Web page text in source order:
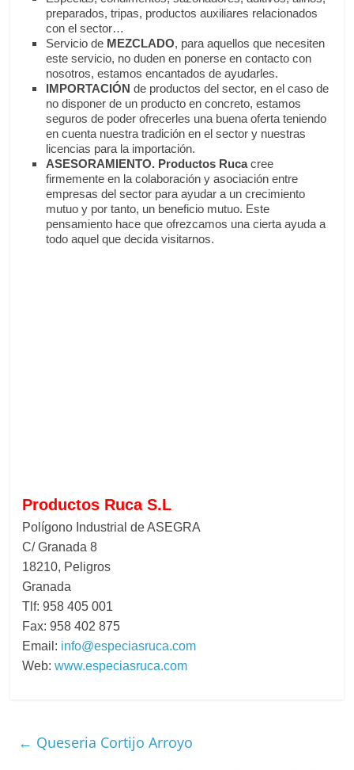
preparados, tripas, productos auxiliares relacionados
con el sector…
Servicio de MEZCLADO, para aquellos que necesiten
este servicio, no duden en ponerse en contacto con
nosotros, estamos encantados de ayudarles.
IMPORTACIÓNde productos del sector, en el caso de
no disponer de un producto en concreto, estamos
seguros de poder ofrecerles una buena oferta teniendo
en cuenta nuestra tradición en el sector y nuestras
licencias para la importación.
ASESORAMIENTO. Productos Rucacree
firmemente en la colaboración y asociación entre
empresas del sector para ayudar a un crecimiento
mutuo y por tanto, un beneficio mutuo. Este
pensamiento hace que ofrezcamos una cierta ayuda a
todo aquel que decida visitarnos.
Productos Ruca S.L
Polígono Industrial de ASEGRA
C/ Granada 8
18210, Peligros
Granada
Tlf: 958 405 001
Fax: 958 402 875
Email: info@especiasruca.com
Web:www.especiasruca.com
← Queseria Cortijo Arroyo